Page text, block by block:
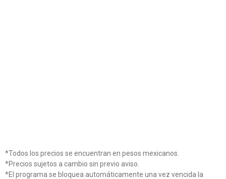
*Todos los precios se encuentran en pesos mexicanos.
*Precios sujetos a cambio sin previo aviso.
*El programa se bloquea automáticamente una vez vencida la